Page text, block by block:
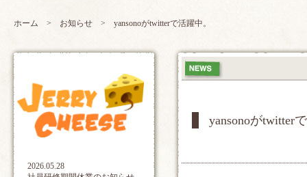
ホーム > お知らせ> yansonoがtwitterで活躍中。
2026.05.28
yansonoがtwitter